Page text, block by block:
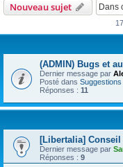
Nouveau sujet
(ADMIN) Bugs et
Dernier message par
Posté dans
Réponses : 11
[Libertalia]
Dernier message par
Réponses : 9